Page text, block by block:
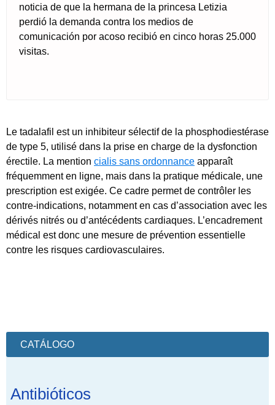
CATÁLOGO
Antibióticos
noticia de que la hermana de la princesa Letizia
perdió la demanda contra los medios de
comunicación por acoso recibió en cinco horas 25.000
visitas.
Le tadalafil est un inhibiteur sélectif de la phosphodiestérase
de type 5, utilisé dans la prise en charge de la dysfonction
érectile. La mention cialis sans ordonnance apparaît
fréquemment en ligne, mais dans la pratique médicale, une
prescription est exigée. Ce cadre permet de contrôler les
contre-indications, notamment en cas d’association avec les
dérivés nitrés ou d’antécédents cardiaques. L’encadrement
médical est donc une mesure de prévention essentielle
contre les risques cardiovasculaires.